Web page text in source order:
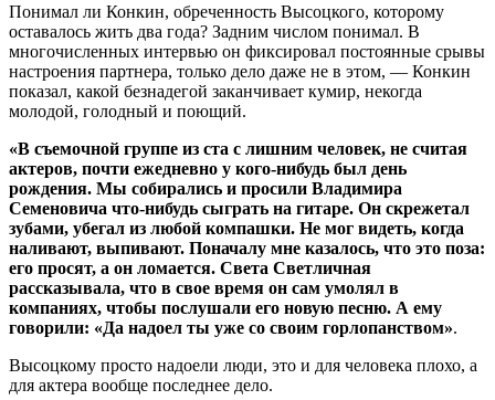
Понимал ли Конкин, обреченность Высоцкого, которому
оставалось жить два года? Задним числом понимал. В
многочисленных интервью он фиксировал постоянные срывы
настроения партнера, только дело даже не в этом, — Конкин
показал, какой безнадегой заканчивает кумир, некогда
молодой, голодный и поющий.
«В съемочной группе из ста с лишним человек, не считая
актеров, почти ежедневно у кого-нибудь был день
рождения. Мы собирались и просили Владимира
Семеновича что-нибудь сыграть на гитаре. Он скрежетал
зубами, убегал из любой компашки. Не мог видеть, когда
наливают, выпивают. Поначалу мне казалось, что это поза:
его просят, а он ломается. Света Светличная
рассказывала, что в свое время он сам умолял в
компаниях, чтобы послушали его новую песню. А ему
говорили: «Да надоел ты уже со своим горлопанством».
Высоцкому просто надоели люди, это и для человека плохо, а
для актера вообще последнее дело.